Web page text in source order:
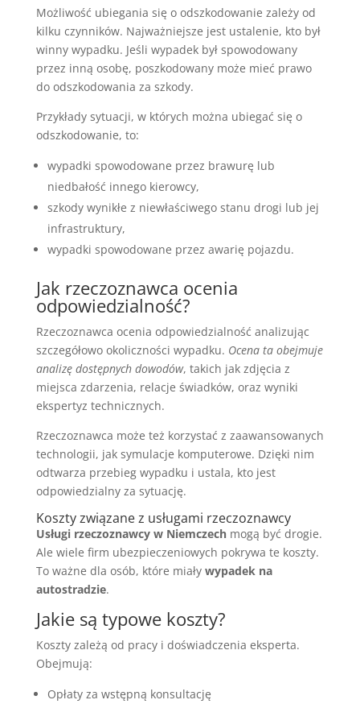
Możliwość ubiegania się o odszkodowanie zależy od
kilku czynników. Najważniejsze jest ustalenie, kto był
winny wypadku. Jeśli wypadek był spowodowany
przez inną osobę, poszkodowany może mieć prawo
do odszkodowania za szkody.
Przykłady sytuacji, w których można ubiegać się o
odszkodowanie, to:
wypadki spowodowane przez brawurę lub
niedbałość innego kierowcy,
szkody wynikłe z niewłaściwego stanu drogi lub jej
infrastruktury,
wypadki spowodowane przez awarię pojazdu.
Jak rzeczoznawca ocenia
odpowiedzialność?
Rzeczoznawca ocenia odpowiedzialność analizując
szczegółowo okoliczności wypadku. Ocena ta obejmuje
analizę dostępnych dowodów, takich jak zdjęcia z
miejsca zdarzenia, relacje świadków, oraz wyniki
ekspertyz technicznych.
Rzeczoznawca może też korzystać z zaawansowanych
technologii, jak symulacje komputerowe. Dzięki nim
odtwarza przebieg wypadku i ustala, kto jest
odpowiedzialny za sytuację.
Koszty związane z usługami rzeczoznawcy
Usługi rzeczoznawcy w Niemczechmogą być drogie.
Ale wiele firm ubezpieczeniowych pokrywa te koszty.
To ważne dla osób, które miały wypadek na
autostradzie.
Jakie są typowe koszty?
Koszty zależą od pracy i doświadczenia eksperta.
Obejmują:
Opłaty za wstępną konsultację